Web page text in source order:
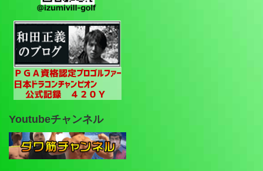
Youtubeチャンネル